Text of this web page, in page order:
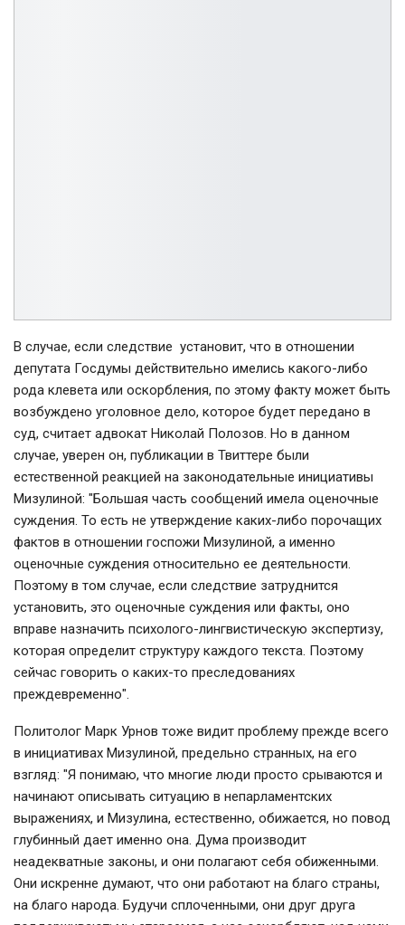
В случае, если следствие установит, что в отношении
депутата Госдумы действительно имелись какого-либо
рода клевета или оскорбления, по этому факту может быть
возбуждено уголовное дело, которое будет передано в
суд, считает адвокат Николай Полозов. Но в данном
случае, уверен он, публикации в Твиттере были
естественной реакцией на законодательные инициативы
Мизулиной: "Большая часть сообщений имела оценочные
суждения. То есть не утверждение каких-либо порочащих
фактов в отношении госпожи Мизулиной, а именно
оценочные суждения относительно ее деятельности.
Поэтому в том случае, если следствие затруднится
установить, это оценочные суждения или факты, оно
вправе назначить психолого-лингвистическую экспертизу,
которая определит структуру каждого текста. Поэтому
сейчас говорить о каких-то преследованиях
преждевременно".
Политолог Марк Урнов тоже видит проблему прежде всего
в инициативах Мизулиной, предельно странных, на его
взгляд: "Я понимаю, что многие люди просто срываются и
начинают описывать ситуацию в непарламентских
выражениях, и Мизулина, естественно, обижается, но повод
глубинный дает именно она. Дума производит
неадекватные законы, и они полагают себя обиженными.
Они искренне думают, что они работают на благо страны,
на благо народа. Будучи сплоченными, они друг друга